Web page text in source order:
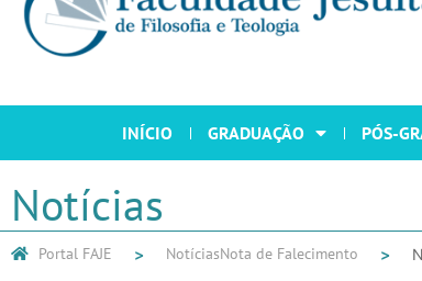
INÍCIO GRADUAÇÃO PÓS-
Notícias
Portal FAJE NotíciasNota de Falecimento